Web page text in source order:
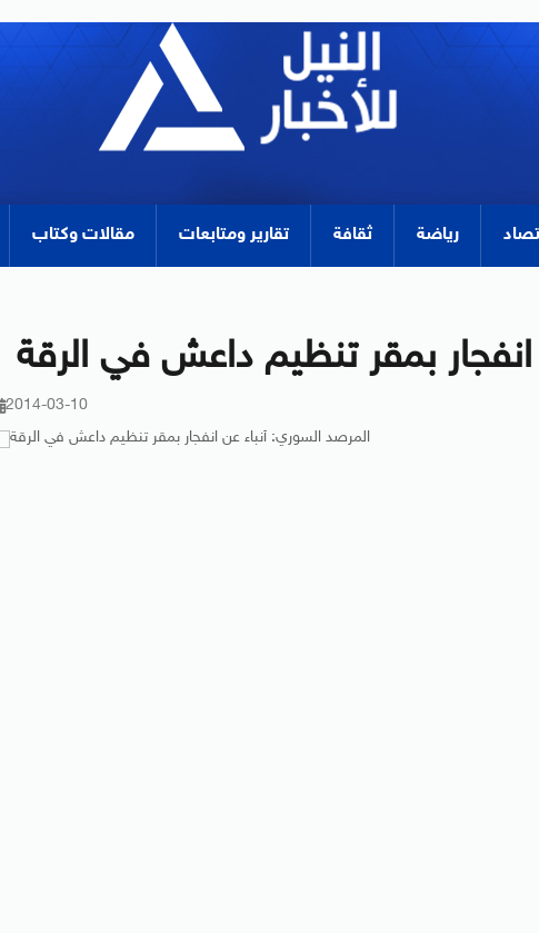
رياضة ثقافة تقارير ومتابعات مقالات وكتاب
بمقر تنظيم داعش في الرقة
2014-03-10